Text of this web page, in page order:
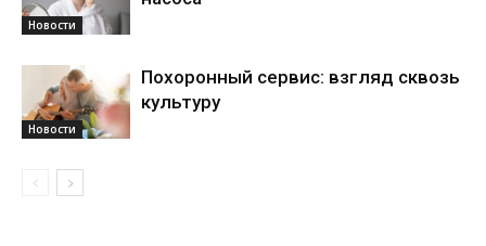
Новости
Новости
Похоронный сервис: взгляд сквозь
культуру